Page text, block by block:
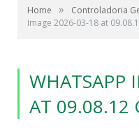
Home » Controladoria
Image 2026-03-18 at
WHATSAPP
AT 09.08.12